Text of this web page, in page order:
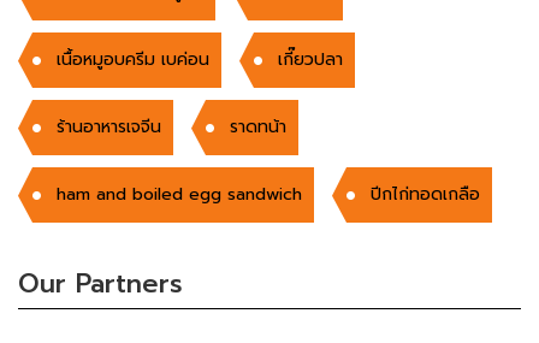
เนื้อหมูอบครีม เบค่อน เกี๊ยวปลา
ร้านอาหารเจจีน ราดทน้า
ham and boiled egg sandwich ปีกไก่ทอดเกลือ
Our Partners